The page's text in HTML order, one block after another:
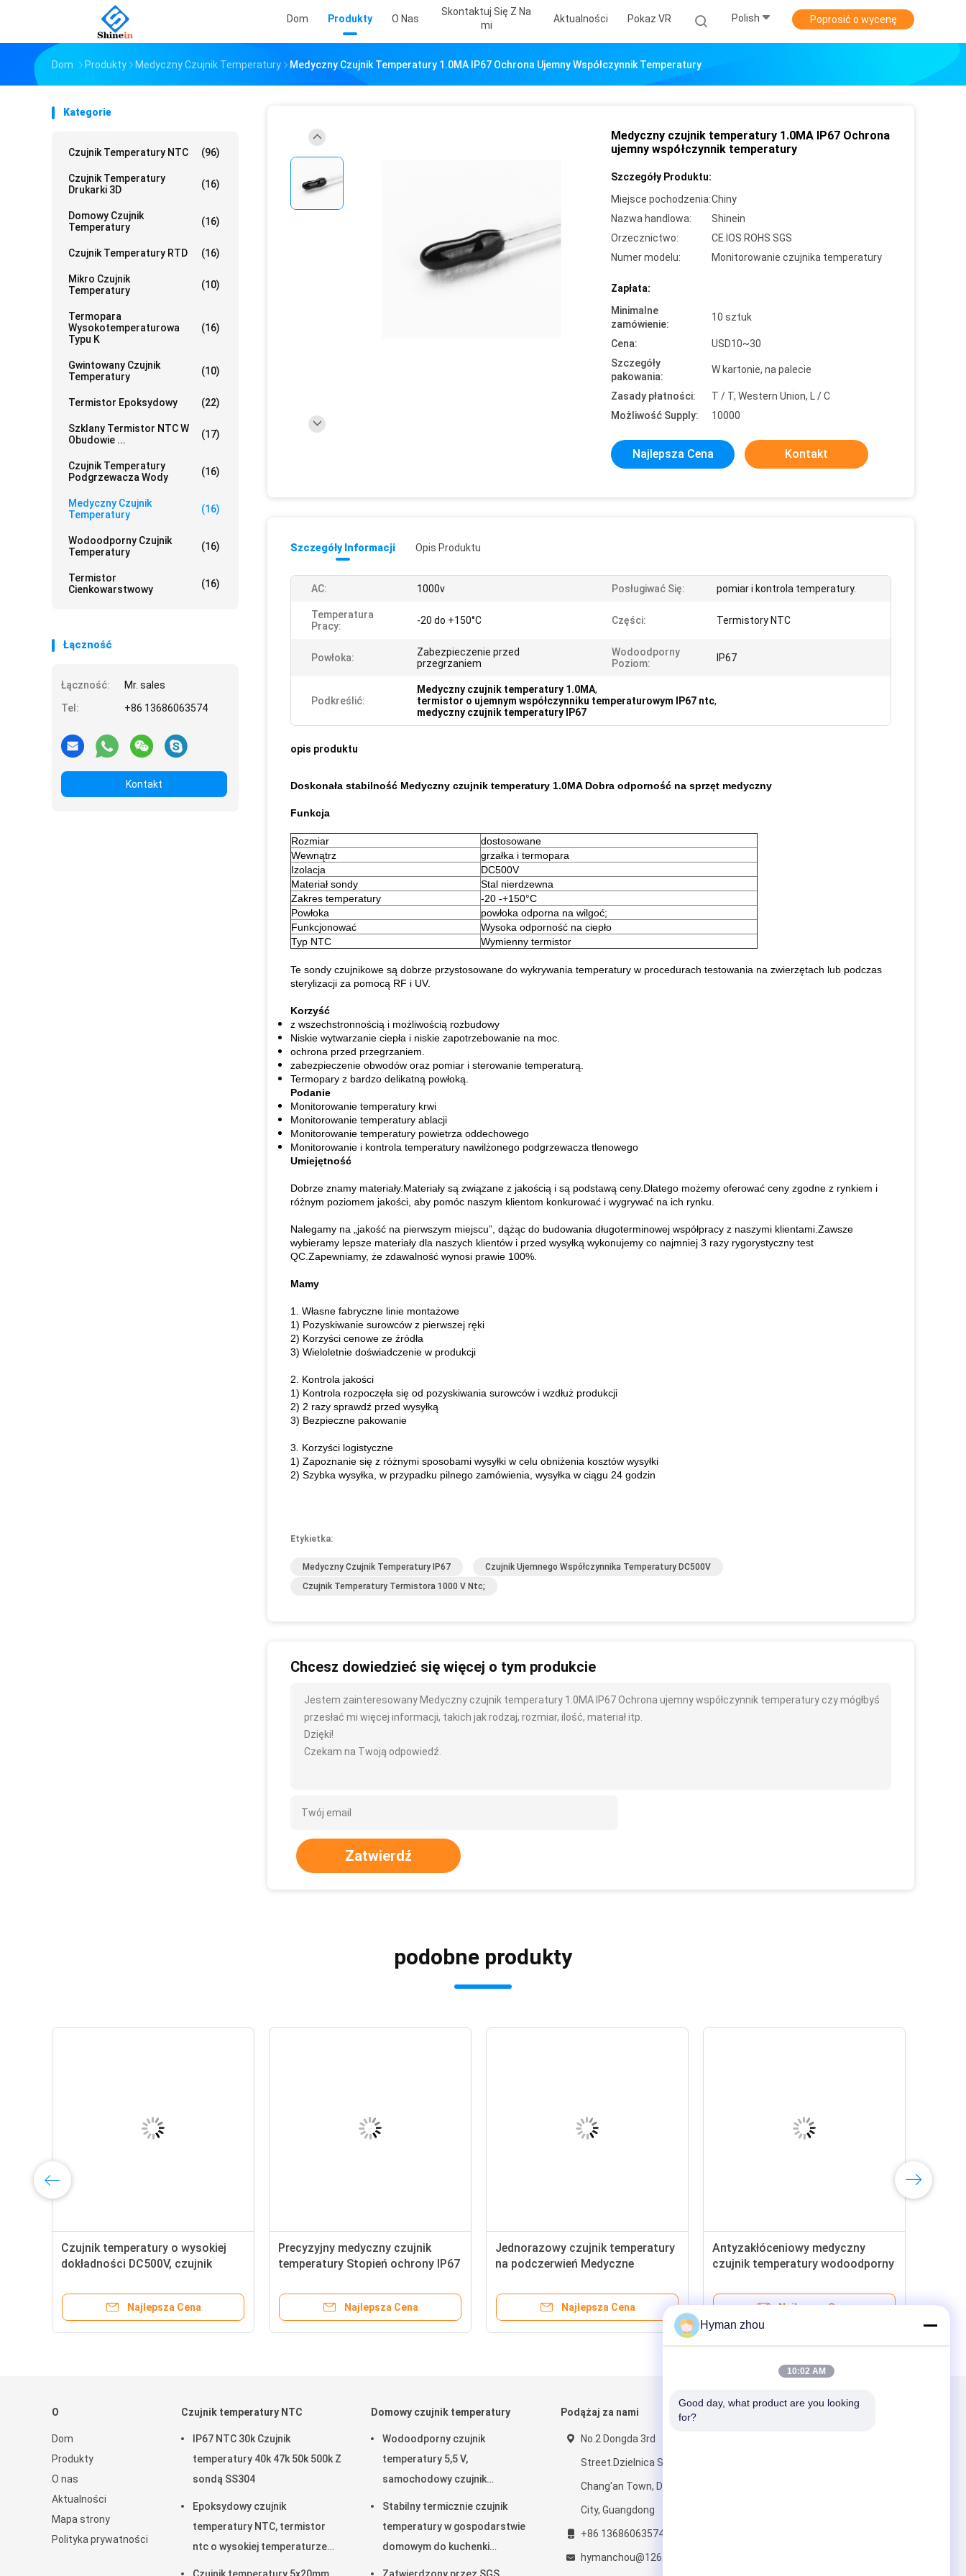
Dom Produkty O Nas
Skontaktuj Się Z Na
Mi
Aktualności Pokaz VR Polish Poprosić o wycenę
Dom Produkty Medyczny Czujnik Temperatury Medyczny Czujnik Temperatury 1.0MA IP67 Ochrona Ujemny Współczynnik Temperatury
Kategorie
Czujnik Temperatury NTC (96)
Czujnik Temperatury
Drukarki 3D
(16)
Domowy Czujnik
Temperatury
(16)
Czujnik Temperatury RTD (16)
Mikro Czujnik
Temperatury
(10)
Termopara
Wysokotemperaturowa
Typu K
(16)
Gwintowany Czujnik
Temperatury
(10)
Termistor Epoksydowy (22)
Szklany Termistor NTC W
Obudowie ...
(17)
Czujnik Temperatury
Podgrzewacza Wody
(16)
Medyczny Czujnik
Temperatury
(16)
Wodoodporny Czujnik
Temperatury
(16)
Termistor
Cienkowarstwowy
(16)
Łączność
Łączność:
Mr. sales
Tel:
+86 13686063574
Kontakt
Medyczny czujnik temperatury 1.0MA IP67 Ochrona
ujemny współczynnik temperatury
Szczegóły Produktu:
Miejsce pochodzenia:Chiny
Nazwa handlowa:
Shinein
Orzecznictwo:
CE IOS ROHS SGS
Numer modelu:
Monitorowanie czujnika temperatury
Zapłata:
Minimalne
zamówienie:
10 sztuk
Cena:
USD10~30
Szczegóły
pakowania:
W kartonie, na palecie
Zasady płatności:
T / T, Western Union, L / C
Możliwość Supply:
10000
Najlepsza Cena Kontakt
Szczegóły Informacji Opis Produktu
AC: 1000v Posługiwać Się: pomiar i kontrola temperatury.
Temperatura
Pracy:
-20 do +150°C Części: Termistory NTC
Powłoka:
Zabezpieczenie przed
przegrzaniem
Wodoodporny
Poziom:
IP67
Podkreślić:
Medyczny czujnik temperatury 1.0MA,
termistor o ujemnym współczynniku temperaturowym IP67 ntc,
medyczny czujnik temperatury IP67
opis produktu
Doskonała stabilność Medyczny czujnik temperatury 1.0MA Dobra odporność na sprzęt medyczny
Funkcja
Rozmiar
dostosowane
Wewnątrz
grzałka i termopara
Izolacja
DC500V
Materiał sondy
Stal nierdzewna
Zakres temperatury
-20 -+150°C
Powłoka
powłoka odporna na wilgoć;
Funkcjonować
Wysoka odporność na ciepło
Typ NTC
Wymienny termistor
Te sondy czujnikowe są dobrze przystosowane do wykrywania temperatury w procedurach testowania na zwierzętach lub podczas
sterylizacji za pomocą RF i UV.
Korzyść
z wszechstronnością i możliwością rozbudowy
Niskie wytwarzanie ciepła i niskie zapotrzebowanie na moc.
ochrona przed przegrzaniem.
zabezpieczenie obwodów oraz pomiar i sterowanie temperaturą.
Termopary z bardzo delikatną powłoką.
Podanie
Monitorowanie temperatury krwi
Monitorowanie temperatury ablacji
Monitorowanie temperatury powietrza oddechowego
Monitorowanie i kontrola temperatury nawilżonego podgrzewacza tlenowego
Umiejętność
Dobrze znamy materiały.Materiały są związane z jakością i są podstawą ceny.Dlatego możemy oferować ceny zgodne z rynkiem i
różnym poziomem jakości, aby pomóc naszym klientom konkurować i wygrywać na ich rynku.
Nalegamy na „jakość na pierwszym miejscu”, dążąc do budowania długoterminowej współpracy z naszymi klientami.Zawsze
wybieramy lepsze materiały dla naszych klientów i przed wysyłką wykonujemy co najmniej 3 razy rygorystyczny test
QC.Zapewniamy, że zdawalność wynosi prawie 100%.
Mamy
1. Własne fabryczne linie montażowe
1) Pozyskiwanie surowców z pierwszej ręki
2) Korzyści cenowe ze źródła
3) Wieloletnie doświadczenie w produkcji
2. Kontrola jakości
1) Kontrola rozpoczęła się od pozyskiwania surowców i wzdłuż produkcji
2) 2 razy sprawdź przed wysyłką
3) Bezpieczne pakowanie
3. Korzyści logistyczne
1) Zapoznanie się z różnymi sposobami wysyłki w celu obniżenia kosztów wysyłki
2) Szybka wysyłka, w przypadku pilnego zamówienia, wysyłka w ciągu 24 godzin
Etykietka:
Medyczny Czujnik Temperatury IP67
Czujnik Ujemnego Współczynnika Temperatury DC500V
Czujnik Temperatury Termistora 1000 V Ntc;
Chcesz dowiedzieć się więcej o tym produkcie
Jestem zainteresowany Medyczny czujnik temperatury 1.0MA IP67 Ochrona ujemny współczynnik temperatury czy mógłbyś
przesłać mi więcej informacji, takich jak rodzaj, rozmiar, ilość, materiał itp.
Dzięki!
Czekam na Twoją odpowiedź.
Zatwierdź
podobne produkty
Czujnik temperatury o wysokiej
dokładności DC500V, czujnik
Najlepsza Cena
Precyzyjny medyczny czujnik
temperatury Stopień ochrony IP67
Najlepsza Cena
Jednorazowy czujnik temperatury
na podczerwień Medyczne
Najlepsza Cena
Antyzakłóceniowy medyczny
czujnik temperatury wodoodporny
Najlepsza Cena
O
Dom
Produkty
O nas
Aktualności
Mapa strony
Polityka prywatności
Czujnik temperatury NTC
IP67 NTC 30k Czujnik
temperatury 40k 47k 50k 500k Z
sondą SS304
Epoksydowy czujnik
temperatury NTC, termistor
ntc o wysokiej temperaturze
Domowy czujnik temperatury
Wodoodporny czujnik
temperatury 5,5 V,
samochodowy czujnik
Stabilny termicznie czujnik
temperatury w gospodarstwie
domowym do kuchenki
Podążaj za nami
No.2 Dongda 3rd
Street.Dzielnica Shatou
Chang'an Town, Dongguan
City, Guangdong
+86 13686063574
hymanchou@126.com
Napisz do nas
Hyman zhou
10:02 AM
Good day, what product are you looking
for?